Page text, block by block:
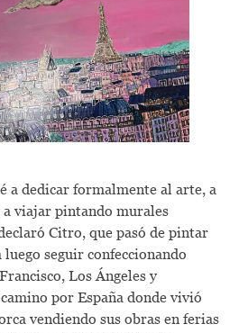
a dedicar formalmente al arte, a
viajar pintando murales
Citro, que pasó de pintar
seguir confeccionando
Los Ángeles y
por España donde vivió
vendiendo sus obras en ferias